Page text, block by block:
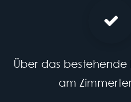
Über das bestehende
am